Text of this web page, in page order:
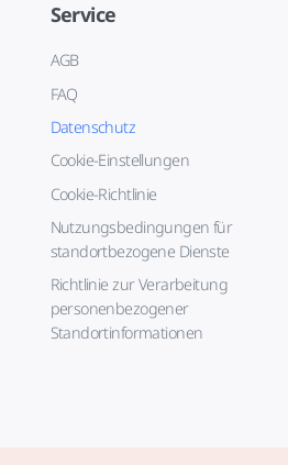
Service
AGB
FAQ
Datenschutz
Cookie-Einstellungen
Cookie-Richtlinie
Nutzungsbedingungen für
standortbezogene Dienste
Richtlinie zur Verarbeitung
personenbezogener
Standortinformationen